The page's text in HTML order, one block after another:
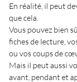
En réalité, il peut
que cela.
Vous pouvez bien
fiches de lecture,
ou vos coups de
Mais il peut aussi
avant, pendant et